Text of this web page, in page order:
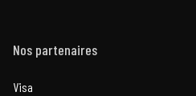
Nos partenaires
Visa